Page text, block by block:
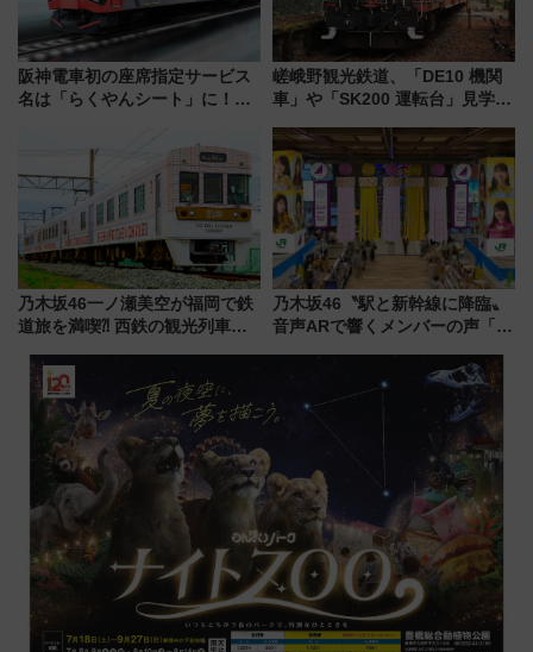
阪神電車初の座席指定サービス
名は「らくやんシート」に！新
嵯峨野観光鉄道、「DE10 機関
車」や「SK200 運転台」見学ツ
トの一環で激レア体験できちゃ
うかも 参加方法やスケジュール
をご紹介
乃木坂46一ノ瀬美空が福岡で鉄
道旅を満喫⁈ 西鉄の観光列車
CHIKUGO」で巡る福岡･太宰
府･柳川の旅！YouTubeが公開
乃木坂46〝駅と新幹線に降臨〟
音声ARで響くメンバーの声「真